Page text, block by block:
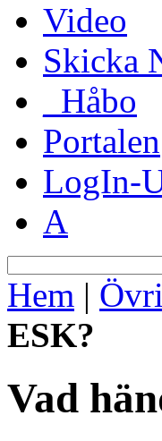
Video
Skicka
_Håbo
Portalen
LogIn-
A
Hem |
ESK?
Vad